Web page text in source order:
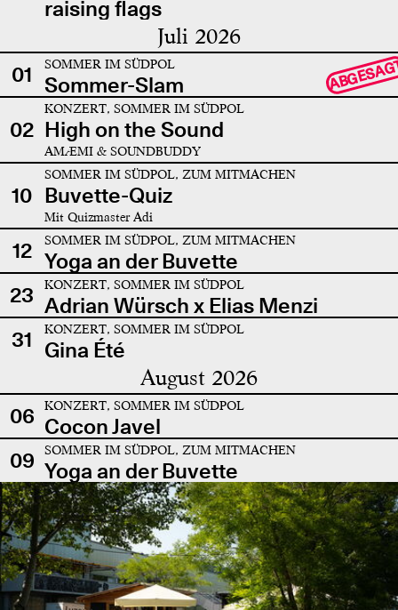
raising flags
Juli 2026
01 SOMMER IM SÜDPOL
Sommer-Slam
02
KONZERT, SOMMER IM SÜDPOL
High on the Sound
AMÆMI & SOUNDBUDDY
10
SOMMER IM SÜDPOL, ZUM MITMACHEN
Buvette-Quiz
Mit Quizmaster Adi
12 SOMMER IM SÜDPOL, ZUM MITMACHEN
Yoga an der Buvette
23
KONZERT, SOMMER IM SÜDPOL
Adrian Würsch x Elias Menzi
31
KONZERT, SOMMER IM SÜDPOL
Gina Été
August 2026
06 KONZERT, SOMMER IM SÜDPOL
Cocon Javel
09
SOMMER IM SÜDPOL, ZUM MITMACHEN
Yoga an der Buvette